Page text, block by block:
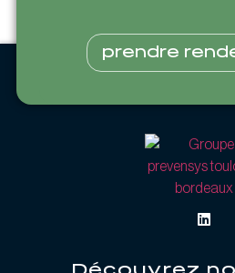
prendre